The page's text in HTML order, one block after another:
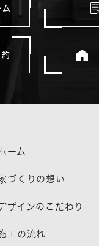
ーム
づくりの想い
ザインのこだわり
工の流れ